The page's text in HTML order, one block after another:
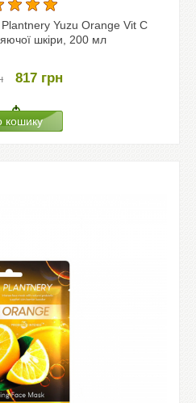
Yuzu Orange Vit C
шкіри, 200 мл
817 грн